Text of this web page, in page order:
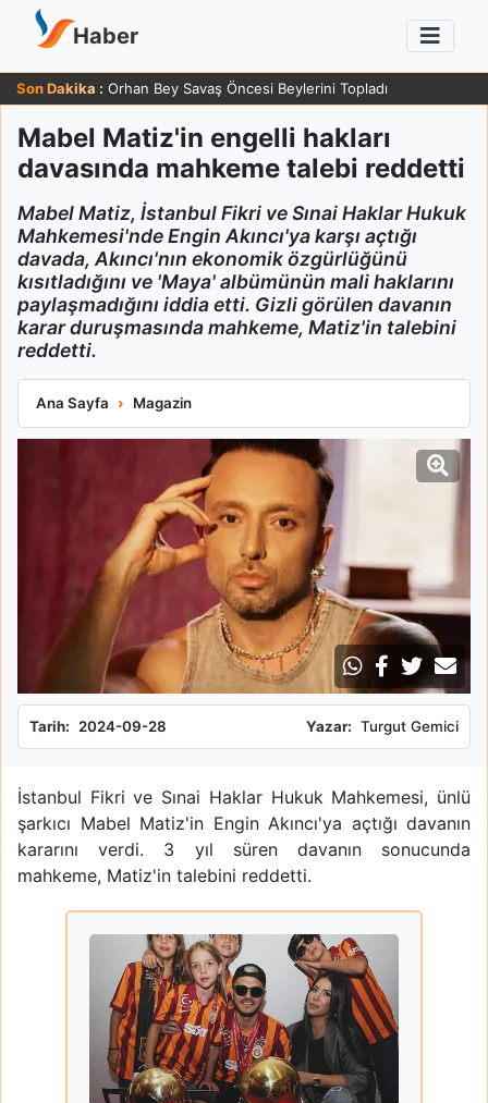
Haber
Son Dakika : Orhan Bey Savaş Öncesi Beylerini Topladı
Mabel Matiz'in engelli hakları
davasında mahkeme talebi reddetti
Mabel Matiz, İstanbul Fikri ve Sınai Haklar Hukuk
Mahkemesi'nde Engin Akıncı'ya karşı açtığı
davada, Akıncı'nın ekonomik özgürlüğünü
kısıtladığını ve 'Maya' albümünün mali haklarını
paylaşmadığını iddia etti. Gizli görülen davanın
karar duruşmasında mahkeme, Matiz'in talebini
reddetti.
Ana Sayfa Magazin
Mabel Matiz'in engelli hakları davasında mahkeme talebi
Tarih: 2024-09-28 Yazar: Turgut Gemici
İstanbul Fikri ve Sınai Haklar Hukuk Mahkemesi, ünlü
şarkıcı Mabel Matiz'in Engin Akıncı'ya açtığı davanın
kararını verdi. 3 yıl süren davanın sonucunda
mahkeme, Matiz'in talebini reddetti.